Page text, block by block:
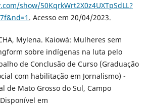
show/50KqrkWrt2X0z4UXTpSdLL?
. Acesso em 20/04/2023.
Mylena. Kaiowá: Mulheres sem
sobre indígenas na luta pelo
de Conclusão de Curso (Graduação
com habilitação em Jornalismo) -
de Mato Grosso do Sul, Campo
em